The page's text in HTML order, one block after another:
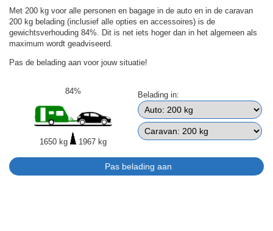
Met 200 kg voor alle personen en bagage in de auto en in de caravan
200 kg belading (inclusief alle opties en accessoires) is de
gewichtsverhouding 84%. Dit is net iets hoger dan in het algemeen als
maximum wordt geadviseerd.
Pas de belading aan voor jouw situatie!
84%
1650 kg 1967 kg
Belading in: